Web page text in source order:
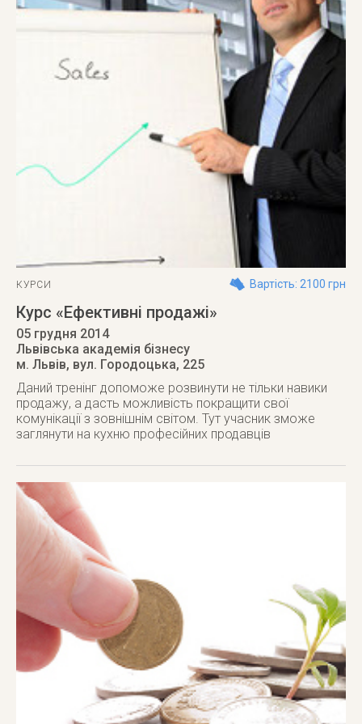
КУРСИ Вартість: 2100 грн
Курс «Ефективні продажі»
05 грудня 2014
Львівська академія бізнесу
м. Львів, вул. Городоцька, 225
Даний тренінг допоможе розвинути не тільки навики
продажу, а дасть можливість покращити свої
комунікації з зовнішнім світом. Тут учасник зможе
заглянути на кухню професійних продавців